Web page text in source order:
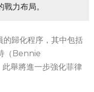
力布局。
的歸化程序，其中包括
（Bennie
舉將進一步強化菲律